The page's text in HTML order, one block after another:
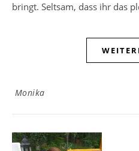
bringt. Seltsam, dass ihr das
Monika